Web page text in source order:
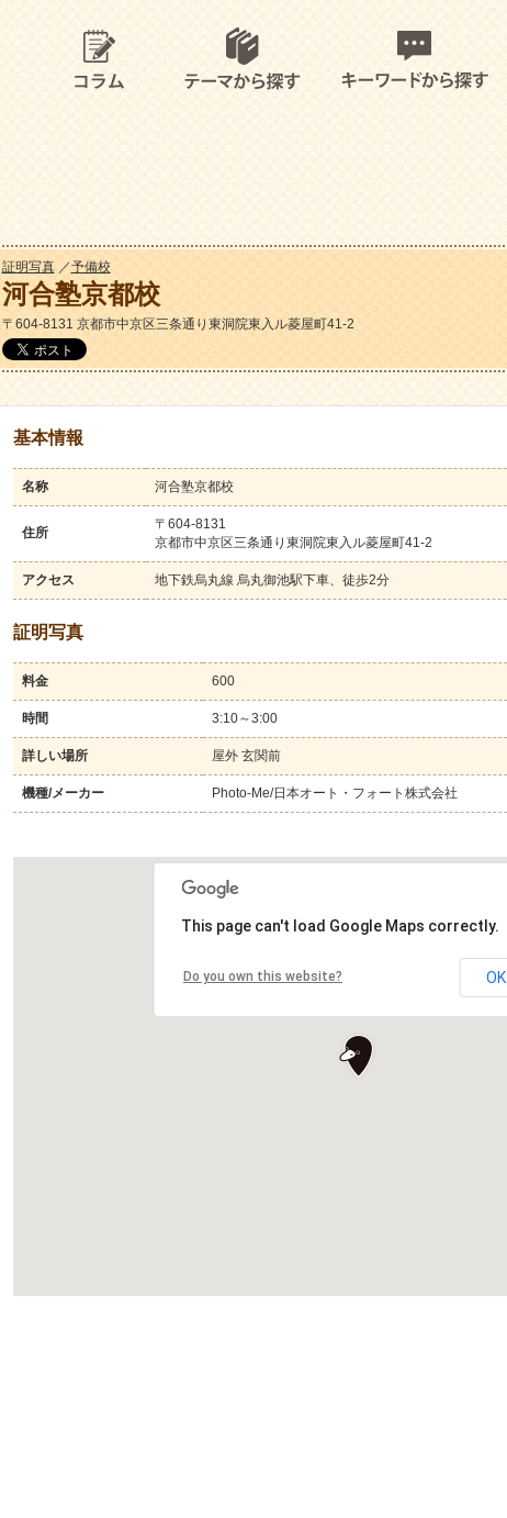
証明写真／予備校
河合塾京都校
〒604-8131 京都市中京区三条通り東洞院東入ル菱屋町41-2
基本情報
名称 河合塾京都校
住所
〒604-8131
京都市中京区三条通り東洞院東入ル菱屋町41-2
アクセス 地下鉄烏丸線 烏丸御池駅下車、徒歩2分
証明写真
料金 600
時間 3:10～3:00
詳しい場所 屋外 玄関前
機種/メーカー Photo-Me/日本オート・フォート株式会社
This page can't load Google Maps correctly.
Do you own this website? OK